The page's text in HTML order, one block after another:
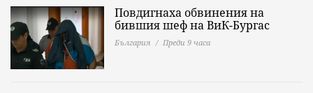
Повдигнаха обвинения на
бившия шеф на ВиК-Бургас
България Преди 9 часа